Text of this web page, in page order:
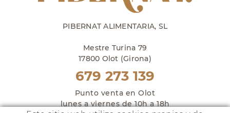
PIBERNAT ALIMENTARIA, SL
Mestre Turina 79
17800 Olot (Girona)
679 273 139
Punto venta en Olot
lunes a viernes de 10h a 18h